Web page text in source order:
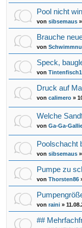
Pool nicht
von sibsemaus »
Brauche
von
Speck,
von
Druck auf
von calimero »
Welche
von Ga-Ga-
Poolschacht
von sibsemaus »
Pumpe zu
von Thorsten86
von raini »
##